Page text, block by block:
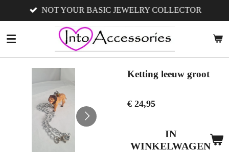
direct
naar
hoofdinhoud
NOT YOUR BASIC JEWELRY COLLECTOR
Ketting leeuw groot
€ 24,95
IN
WINKELWAGEN